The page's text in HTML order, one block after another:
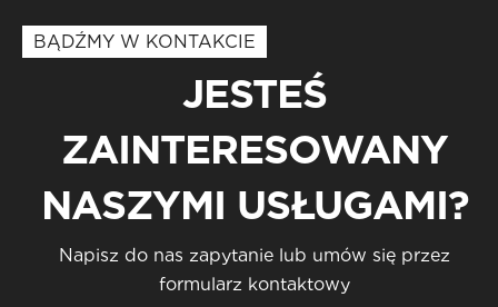
BĄDŹMY W KONTAKCIE
JESTEŚ
ZAINTERESOWANY
NASZYMI USŁUGAMI?
Napisz do nas zapytanie lub umów się przez
formularz kontaktowy